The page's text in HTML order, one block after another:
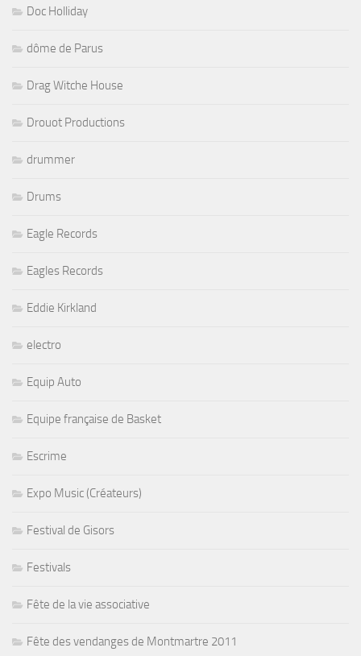
Doc Holliday
dôme de Parus
Drag Witche House
Drouot Productions
drummer
Drums
Eagle Records
Eagles Records
Eddie Kirkland
electro
Equip Auto
Equipe française de Basket
Escrime
Expo Music (Créateurs)
Festival de Gisors
Festivals
Fête de la vie associative
Fête des vendanges de Montmartre 2011